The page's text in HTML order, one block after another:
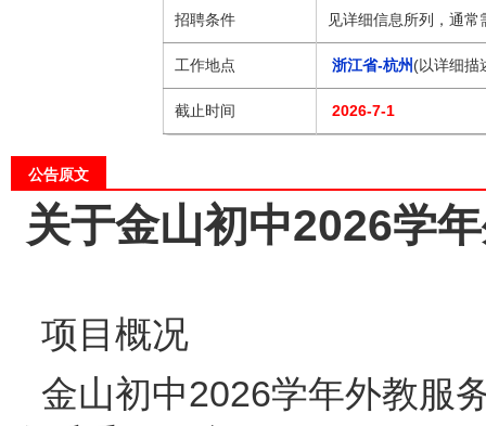
招聘条件 见详细信息所列，通
工作地点 浙江省-杭州(以详细描
截止时间 2026-7-1
公告原文
关于金山初中2026学
项目
金山初中2026学年外教服